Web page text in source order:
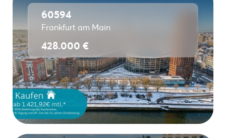
60594
Frankfurt am Main
428.000 €